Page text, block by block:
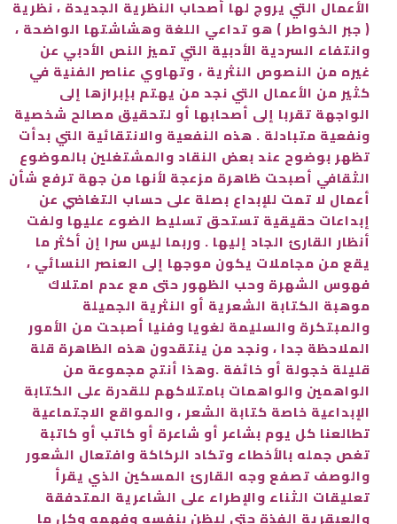
الأعمال التي يروج لها أصحاب النظرية الجديدة ، نظرية
( جبر الخواطر ) هو تداعي اللغة وهشاشتها الواضحة ،
وانتفاء السردية الأدبية التي تميز النص الأدبي عن
غيره من النصوص النثرية ، وتهاوي عناصر الفنية في
كثير من الأعمال التي نجد من يهتم بإبرازها إلى
الواجهة تقربا إلى أصحابها أو لتحقيق مصالح شخصية
ونفعية متبادلة . هذه النفعية والانتقائية التي بدأت
تظهر بوضوح عند بعض النقاد والمشتغلين بالموضوع
الثقافي أصبحت ظاهرة مزعجة لأنها من جهة ترفع شأن
أعمال لا تمت للإبداع بصلة على حساب التغاضي عن
إبداعات حقيقية تستحق تسليط الضوء عليها ولفت
أنظار القارئ الجاد إليها . وربما ليس سرا إن أكثر ما
يقع من مجاملات يكون موجها إلى العنصر النسائي ،
فهوس الشهرة وحب الظهور حتى مع عدم امتلاك
موهبة الكتابة الشعرية أو النثرية الجميلة
والمبتكرة والسليمة لغويا وفنيا أصبحت من الأمور
الملاحظة جدا ، ونجد من ينتقدون هذه الظاهرة قلة
قليلة خجولة أو خائفة .وهذا أنتج مجموعة من
الواهمين والواهمات بامتلاكهم للقدرة على الكتابة
الإبداعية خاصة كتابة الشعر ، والمواقع الاجتماعية
تطالعنا كل يوم بشاعر أو شاعرة أو كاتب أو كاتبة
تغص جمله بالأخطاء وتكاد الركاكة وافتعال الشعور
والوصف تصفع وجه القارئ المسكين الذي يقرأ
تعليقات الثناء والإطراء على الشاعرية المتدفقة
والعبقرية الفذة حتى ليظن بنفسه وفهمه وكل ما